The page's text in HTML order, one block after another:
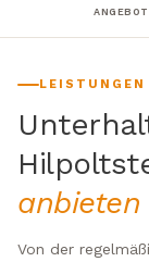
ANGEBOT
LEISTUNGEN
anbieten
Von der